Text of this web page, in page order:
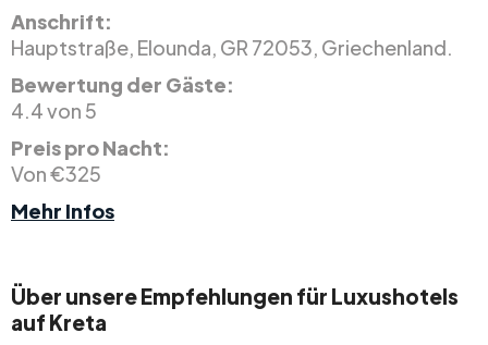
Anschrift:
Hauptstraße, Elounda, GR 72053, Griechenland.
Bewertung der Gäste:
4.4 von 5
Preis pro Nacht:
Von €325
Mehr Infos
Über unsere Empfehlungen für Luxushotels
auf Kreta